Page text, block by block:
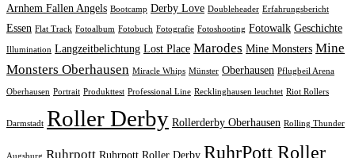
Arnhem Fallen Angels Bootcamp Derby Love Doubleheader Erfahrungsbericht
Essen Flat Track Fotoalbum Fotobuch Fotografie Fotoshooting Fotowalk Geschichte
Illumination Langzeitbelichtung Lost Place Marodes Mine Monsters Mine
Monsters Oberhausen Miracle Whips Münster Oberhausen Pflugbeil Arena
Oberhausen Portrait Produkttest Professional Line Recklinghausen leuchtet Riot Rollers
Darmstadt Roller Derby Rollerderby Oberhausen Rolling Thunder
Augsburg Ruhrpott Ruhrpott Roller Derby RuhrPott Roller